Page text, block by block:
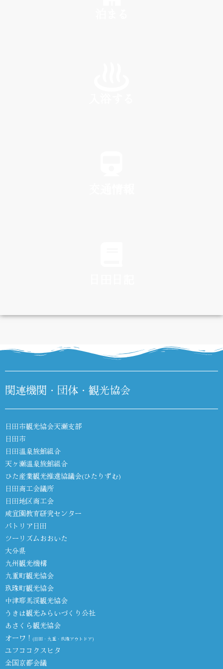
DIARY
関連機関・団体・観光協会
日田市観光協会天瀬支部
日田市
日田温泉旅館組合
天ヶ瀬温泉旅館組合
ひた産業観光推進協議会(ひたりずむ)
日田商工会議所
日田地区商工会
咸宜園教育研究センター
パトリア日田
ツーリズムおおいた
大分県
九州観光機構
九重町観光協会
玖珠町観光協会
中津耶馬渓観光協会
うきは観光みらいづくり公社
あさくら観光協会
オーワ！ (日田・九重・玖珠アウトドア)
ユフココクスヒタ
全国京都会議